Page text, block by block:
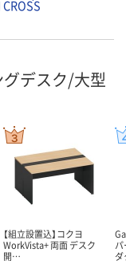
デスク/大型
【組立設置込】コクヨ
WorkVista+ 両面 デスク
開…